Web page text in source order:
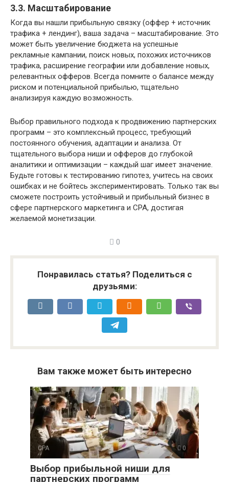
3.3. Масштабирование
Когда вы нашли прибыльную связку (оффер + источник
трафика + лендинг), ваша задача – масштабирование. Это
может быть увеличение бюджета на успешные
рекламные кампании, поиск новых, похожих источников
трафика, расширение географии или добавление новых,
релевантных офферов. Всегда помните о балансе между
риском и потенциальной прибылью, тщательно
анализируя каждую возможность.
Выбор правильного подхода к продвижению партнерских
программ – это комплексный процесс, требующий
постоянного обучения, адаптации и анализа. От
тщательного выбора ниши и офферов до глубокой
аналитики и оптимизации – каждый шаг имеет значение.
Будьте готовы к тестированию гипотез, учитесь на своих
ошибках и не бойтесь экспериментировать. Только так вы
сможете построить устойчивый и прибыльный бизнес в
сфере партнерского маркетинга и CPA, достигая
желаемой монетизации.
0
Понравилась статья? Поделиться с
друзьями:
Вам также может быть интересно
CPA 0
Выбор прибыльной ниши для
партнерских программ